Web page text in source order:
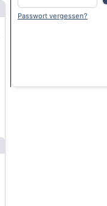
Passwort vergessen?